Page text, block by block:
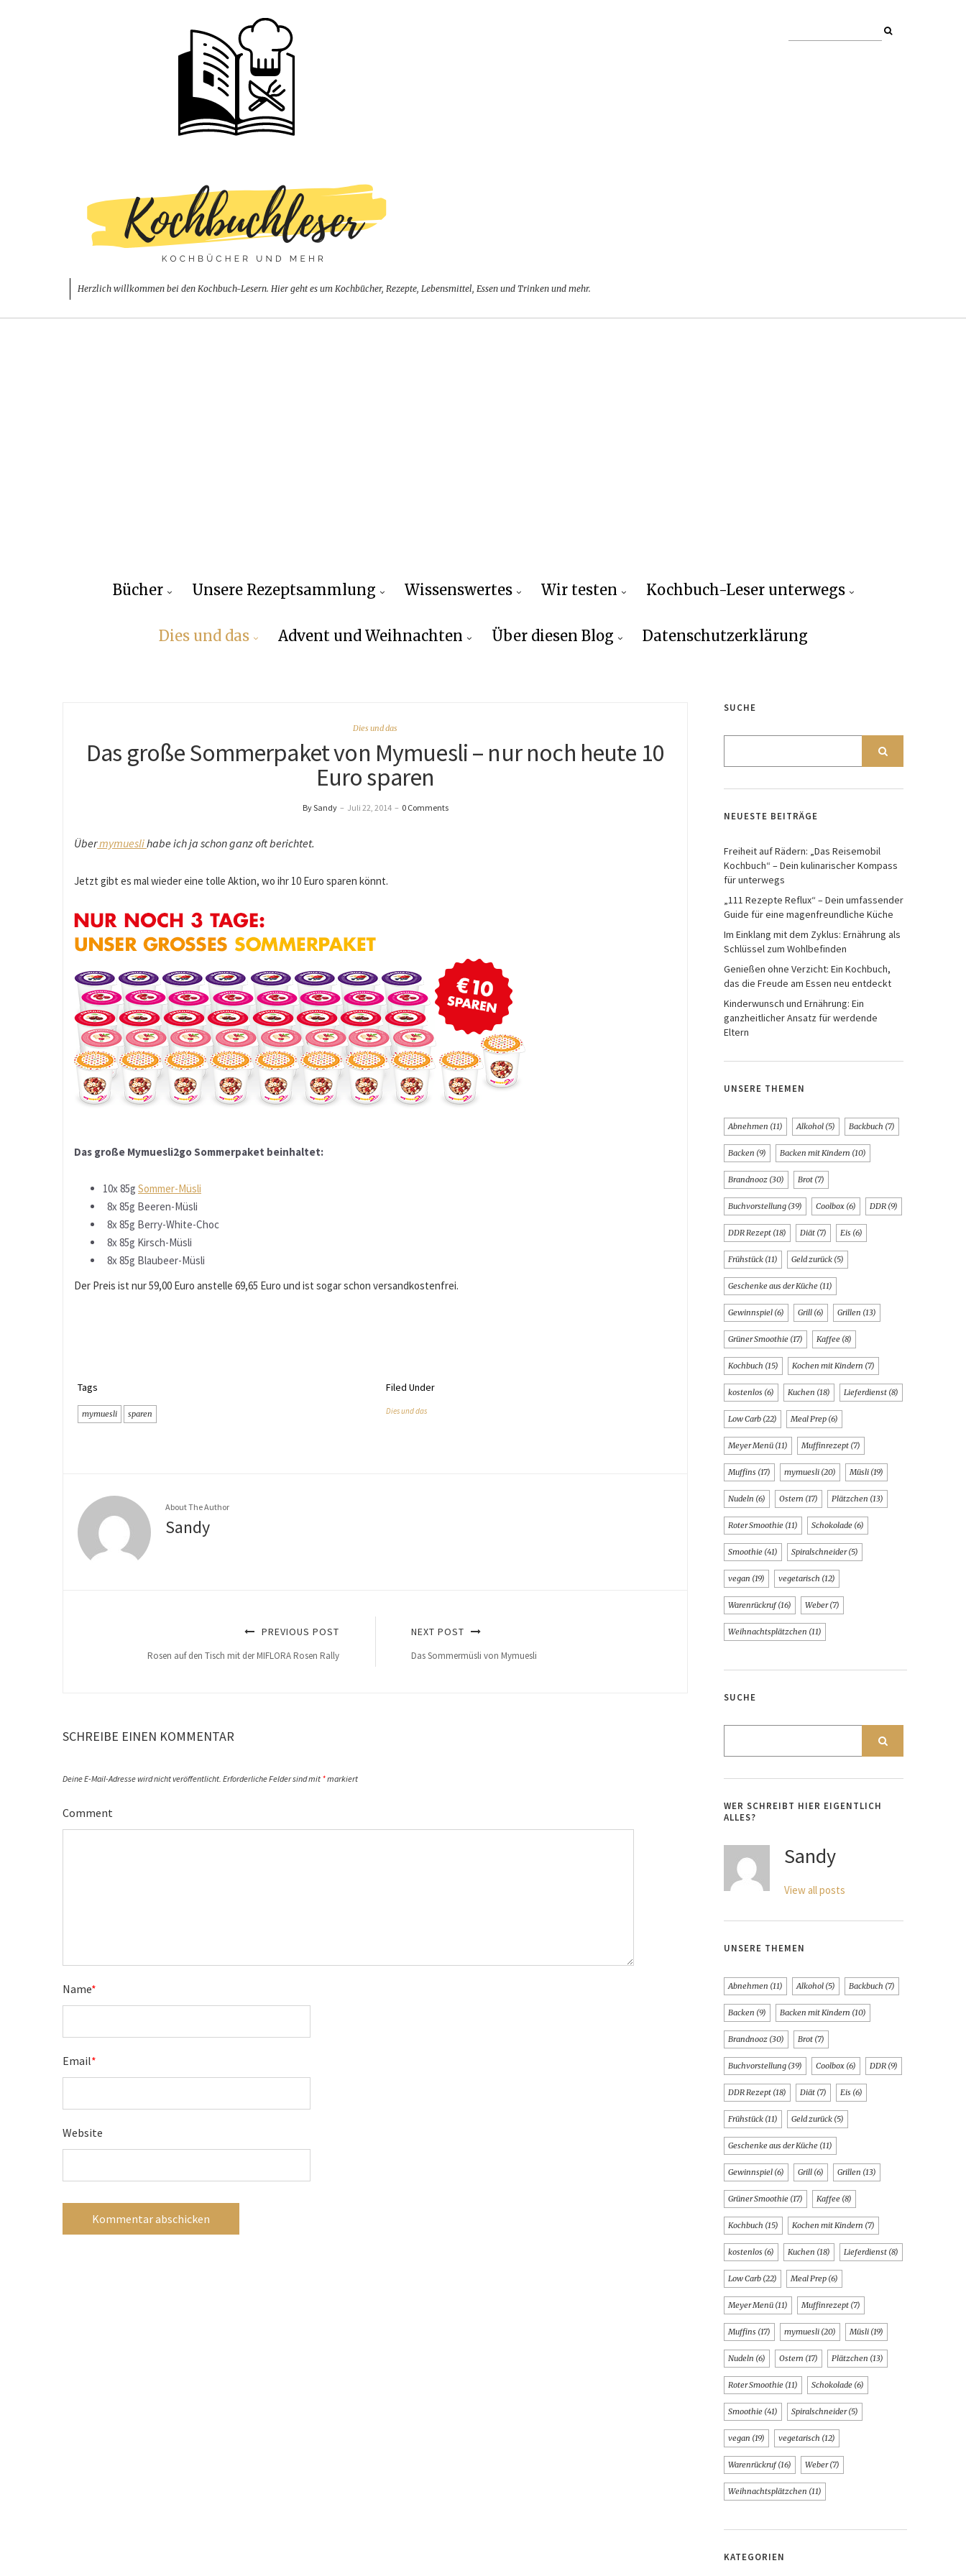
Herzlich willkommen bei den Kochbuch-Lesern. Hier geht es um Kochbücher, Rezepte, Lebensmittel, Essen und Trinken und mehr.
Bücher Unsere Rezeptsammlung Wissenswertes Wir testen Kochbuch-Leser unterwegs
Dies und das Advent und Weihnachten Über diesen Blog Datenschutzerklärung
Dies und das
Das große Sommerpaket von Mymuesli – nur noch heute 10
Euro sparen
By Sandy – Juli 22, 2014 – 0 Comments
Übermymueslihabe ich ja schon ganz oft berichtet.
Jetzt gibt es mal wieder eine tolle Aktion, wo ihr 10 Euro sparen könnt.
Das große Mymuesli2go Sommerpaket beinhaltet:
10x 85g Sommer-Müsli
8x 85g Beeren-Müsli
8x 85g Berry-White-Choc
8x 85g Kirsch-Müsli
8x 85g Blaubeer-Müsli
Der Preis ist nur 59,00 Euro anstelle 69,65 Euro und ist sogar schon versandkostenfrei.
Tags
mymuesli sparen
Filed Under
Dies und das
About The Author
Sandy
PREVIOUS POST
Rosen auf den Tisch mit der MIFLORA Rosen Rally
NEXT POST
Das Sommermüsli von Mymuesli
SCHREIBE EINEN KOMMENTAR
Deine E-Mail-Adresse wird nicht veröffentlicht. Erforderliche Felder sind mit *markiert
Comment
Name*
Email*
Website
SUCHE
NEUESTE BEITRÄGE
Freiheit auf Rädern: „Das Reisemobil
Kochbuch“ – Dein kulinarischer Kompass
für unterwegs
„111 Rezepte Reflux“ – Dein umfassender
Guide für eine magenfreundliche Küche
Im Einklang mit dem Zyklus: Ernährung als
Schlüssel zum Wohlbefinden
Genießen ohne Verzicht: Ein Kochbuch,
das die Freude am Essen neu entdeckt
Kinderwunsch und Ernährung: Ein
ganzheitlicher Ansatz für werdende
Eltern
UNSERE THEMEN
Abnehmen (11) Alkohol (5) Backbuch (7)
Backen (9) Backen mit Kindern (10)
Brandnooz (30) Brot (7)
Buchvorstellung (39) Coolbox (6) DDR (9)
DDR Rezept (18) Diät (7) Eis (6)
Frühstück (11) Geld zurück (5)
Geschenke aus der Küche (11)
Gewinnspiel (6) Grill (6) Grillen (13)
Grüner Smoothie (17) Kaffee (8)
Kochbuch (15) Kochen mit Kindern (7)
kostenlos (6) Kuchen (18) Lieferdienst (8)
Low Carb (22) Meal Prep (6)
Meyer Menü (11) Muffinrezept (7)
Muffins (17) mymuesli (20) Müsli (19)
Nudeln (6) Ostern (17) Plätzchen (13)
Roter Smoothie (11) Schokolade (6)
Smoothie (41) Spiralschneider(5)
vegan (19) vegetarisch (12)
Warenrückruf(16) Weber(7)
Weihnachtsplätzchen (11)
SUCHE
WER SCHREIBT HIER EIGENTLICH
ALLES?
Sandy
View all posts
UNSERE THEMEN
Abnehmen (11) Alkohol (5) Backbuch (7)
Backen (9) Backen mit Kindern (10)
Brandnooz (30) Brot (7)
Buchvorstellung (39) Coolbox (6) DDR (9)
DDR Rezept (18) Diät (7) Eis (6)
Frühstück (11) Geld zurück (5)
Geschenke aus der Küche (11)
Gewinnspiel (6) Grill (6) Grillen (13)
Grüner Smoothie (17) Kaffee (8)
Kochbuch (15) Kochen mit Kindern (7)
kostenlos (6) Kuchen (18) Lieferdienst (8)
Low Carb (22) Meal Prep (6)
Meyer Menü (11) Muffinrezept (7)
Muffins (17) mymuesli (20) Müsli (19)
Nudeln (6) Ostern (17) Plätzchen (13)
Roter Smoothie (11) Schokolade (6)
Smoothie (41) Spiralschneider(5)
vegan (19) vegetarisch (12)
Warenrückruf(16) Weber(7)
Weihnachtsplätzchen (11)
KATEGORIEN